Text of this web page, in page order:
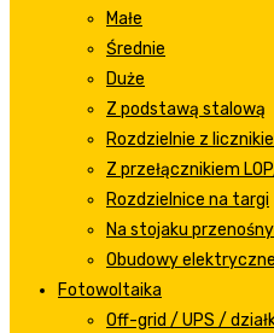
Małe
Średnie
Duże
Z podstawą stalową
Rozdzielnie z
Z przełącznikiem
Rozdzielnice na targi
Na stojaku
Obudowy elektryczne
Fotowoltaika
Off-grid / UPS /